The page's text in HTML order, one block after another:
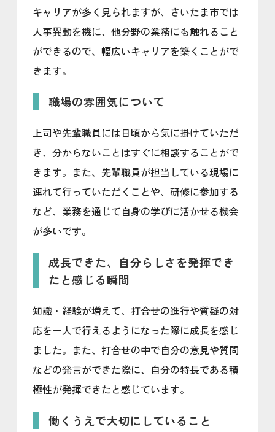
キャリアが多く見られますが、さいたま市では
人事異動を機に、他分野の業務にも触れること
ができるので、幅広いキャリアを築くことがで
きます。
職場の雰囲気について
上司や先輩職員には日頃から気に掛けていただ
き、分からないことはすぐに相談することがで
きます。また、先輩職員が担当している現場に
連れて行っていただくことや、研修に参加する
など、業務を通じて自身の学びに活かせる機会
が多いです。
成長できた、自分らしさを発揮でき
たと感じる瞬間
知識・経験が増えて、打合せの進行や質疑の対
応を一人で行えるようになった際に成長を感じ
ました。また、打合せの中で自分の意見や質問
などの発言ができた際に、自分の特長である積
極性が発揮できたと感じています。
働くうえで大切にしていること